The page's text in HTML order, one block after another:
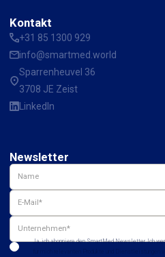
Kontakt
+31 85 1300 929
info@smartmed.world
Sparrenheuvel 36
3708 JE Zeist
LinkedIn
Newsletter
Ja, ich abonniere den SmartMed Newsletter. Ich